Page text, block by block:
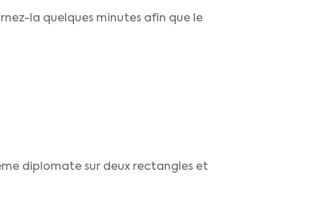
la quelques minutes afin que le
diplomate sur deux rectangles et